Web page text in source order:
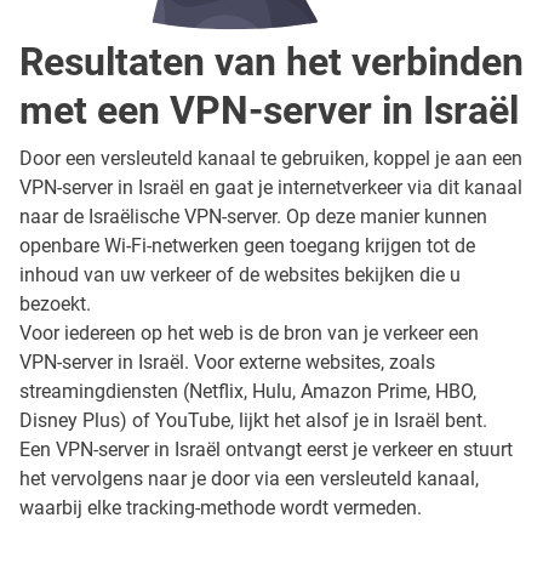
Resultaten van het verbinden
met een VPN-server in Israël
Door een versleuteld kanaal te gebruiken, koppel je aan een
VPN-server in Israël en gaat je internetverkeer via dit kanaal
naar de Israëlische VPN-server. Op deze manier kunnen
openbare Wi-Fi-netwerken geen toegang krijgen tot de
inhoud van uw verkeer of de websites bekijken die u
bezoekt.
Voor iedereen op het web is de bron van je verkeer een
VPN-server in Israël. Voor externe websites, zoals
streamingdiensten (Netflix, Hulu, Amazon Prime, HBO,
Disney Plus) of YouTube, lijkt het alsof je in Israël bent.
Een VPN-server in Israël ontvangt eerst je verkeer en stuurt
het vervolgens naar je door via een versleuteld kanaal,
waarbij elke tracking-methode wordt vermeden.